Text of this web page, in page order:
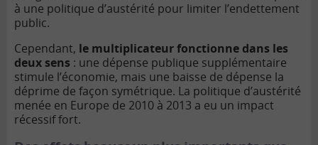
à une politique d’austérité pour limiter l’endettement
public.
Cependant, le multiplicateur fonctionne dans les
deux sens : une dépense publique supplémentaire
stimule l’économie, mais une baisse de dépense la
déprime de façon symétrique. La politique d’austérité
menée en Europe de 2010 à 2013 a eu un impact
récessif fort.